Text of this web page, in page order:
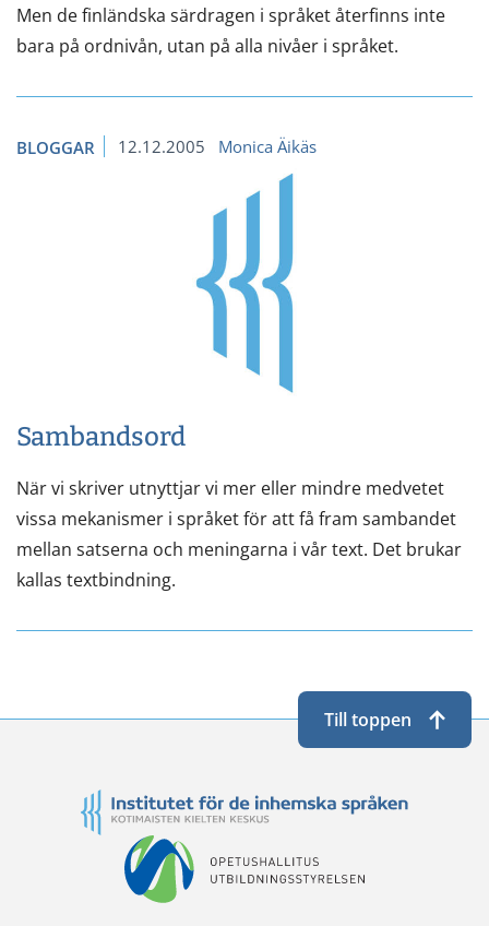
Men de finländska särdragen i språket återfinns inte
bara på ordnivån, utan på alla nivåer i språket.
BLOGGAR 12.12.2005 Monica Äikäs
Sambandsord
När vi skriver utnyttjar vi mer eller mindre medvetet
vissa mekanismer i språket för att få fram sambandet
mellan satserna och meningarna i vår text. Det brukar
kallas textbindning.
Till toppen